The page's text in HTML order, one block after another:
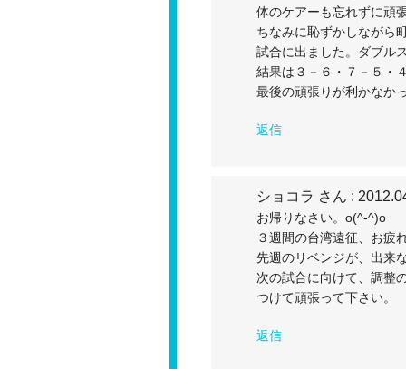
体のケアーも忘れずに頑
ちなみに恥ずかしながら
試合に出ました。ダブル
結果は３－６・７－５・
最後の頑張りが利かなか
返信
ショコラ さん :
お帰りなさい。o(^-^)o
３週間の台湾遠征、お疲
先週のリベンジが、出来
次の試合に向けて、調整
つけて頑張って下さい。
返信